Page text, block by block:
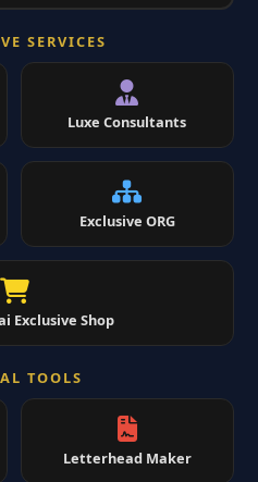
SERVICES
Luxe Consultants
Exclusive ORG
Exclusive Shop
TOOLS
Letterhead Maker